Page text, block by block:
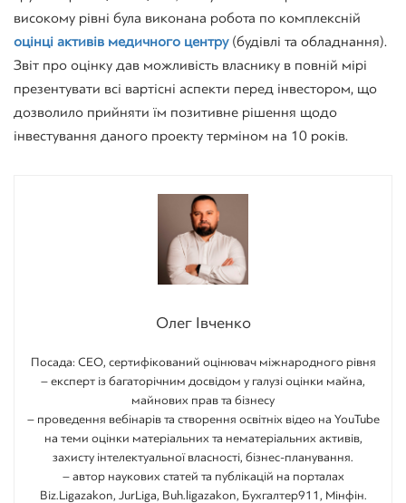
високому рівні була виконана робота по комплексній
оцінці активів медичного центру(будівлі та обладнання).
Звіт про оцінку дав можливість власнику в повній мірі
презентувати всі вартісні аспекти перед інвестором, що
дозволило прийняти їм позитивне рішення щодо
інвестування даного проекту терміном на 10 років.
Олег Івченко
Посада: CEO, сертифікований оцінювач міжнародного рівня
– експерт із багаторічним досвідом у галузі оцінки майна,
майнових прав та бізнесу
– проведення вебінарів та створення освітніх відео на YouTube
на теми оцінки матеріальних та нематеріальних активів,
захисту інтелектуальної власності, бізнес-планування.
– автор наукових статей та публікацій на порталах
Biz.Ligazakon, JurLiga, Buh.ligazakon, Бухгалтер911, Мінфін.